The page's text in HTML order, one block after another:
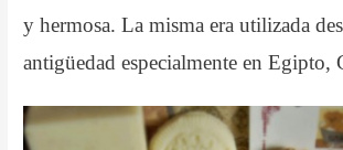
y hermosa. La misma era utilizada
antigüedad especialmente en Egipto,